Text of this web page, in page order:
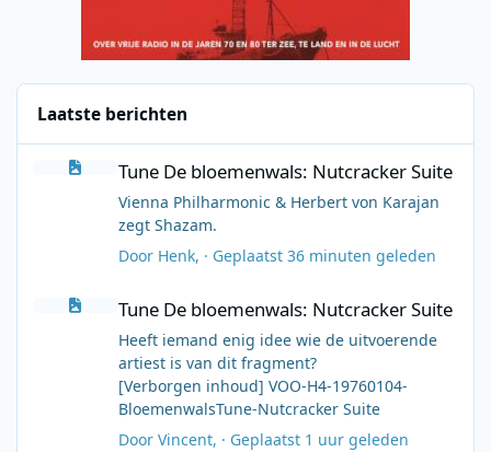
Laatste berichten
Tune De bloemenwals: Nutcracker Suite
Tune De bloemenwals: Nutcracker Suite
Vienna Philharmonic & Herbert von Karajan
zegt Shazam.
Door Henk, · Geplaatst 36 minuten geleden
Tune De bloemenwals: Nutcracker Suite
Tune De bloemenwals: Nutcracker Suite
Heeft iemand enig idee wie de uitvoerende
artiest is van dit fragment?
[Verborgen inhoud] VOO-H4-19760104-
BloemenwalsTune-Nutcracker Suite
Door Vincent, · Geplaatst 1 uur geleden